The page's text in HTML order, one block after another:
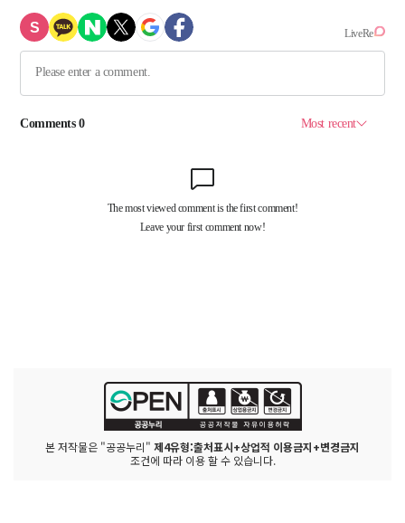
본 저작물은 "공공누리" 제4유형:출처표시+상업적 이용금지+변경금지
조건에 따라 이용 할 수 있습니다.